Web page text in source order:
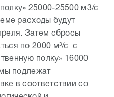
25000-25500 м3/с
расходы будут
Затем сбросы
по 2000 м³/с с
полку» 16000
подлежат
в соответствии со